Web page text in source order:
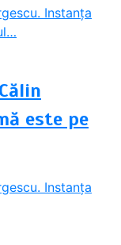
este pe